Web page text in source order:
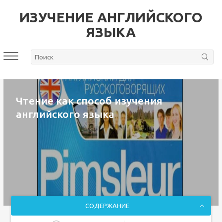
ИЗУЧЕНИЕ АНГЛИЙСКОГО
ЯЗЫКА
Чтение как способ изучения
английского языка
СОДЕРЖАНИЕ